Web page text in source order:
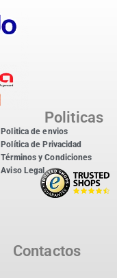
Politicas
Politica de envios
Política de Privacidad
Términos y Condiciones
Aviso Legal
Contactos